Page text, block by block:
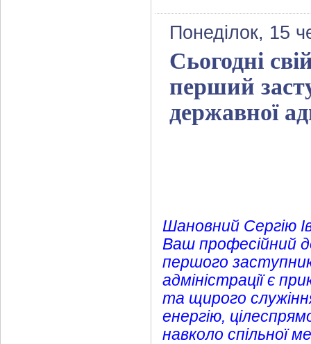
Понеділок, 15
Сьогодні
перший
державної
Шановний Сергію
Ваш професійний
першого
адміністрації є
та щирого
енергію,
навколо спільної